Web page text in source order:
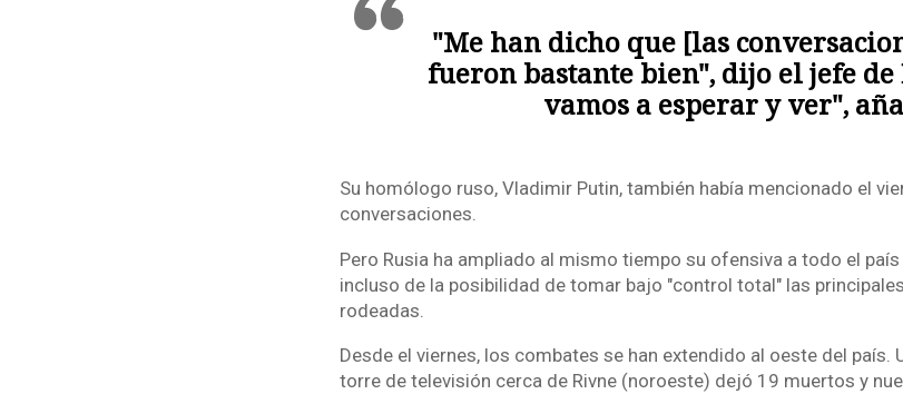
"Me han dicho que [las
fueron bastante bien", dijo el jefe de
vamos a esperar y ver",
Su homólogo ruso, Vladimir Putin, también había mencionado el
conversaciones.
Pero Rusia ha ampliado al mismo tiempo su ofensiva a todo el
incluso de la posibilidad de tomar bajo "control total" las
rodeadas.
Desde el viernes, los combates se han extendido al oeste del país.
torre de televisión cerca de Rivne (noroeste) dejó 19 muertos y